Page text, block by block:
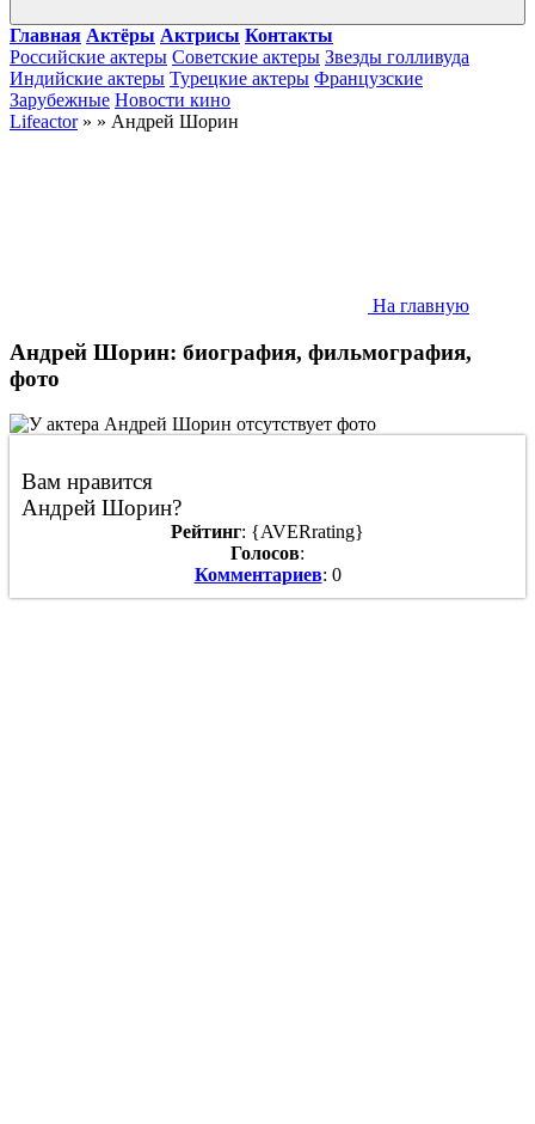
Главная Актёры Актрисы Контакты
Российские актеры Советские актеры Звезды голливуда
Индийские актеры Турецкие актеры Французские
Зарубежные Новости кино
Lifeactor» » Андрей Шорин
На главную
Андрей Шорин: биография, фильмография,
фото
Вам нравится
Андрей Шорин?
Рейтинг: {AVERrating}
Голосов:
Комментариев: 0